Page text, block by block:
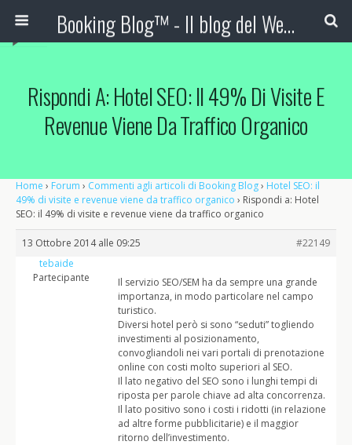
Booking Blog™ - Il blog del Web Marketing Turistico
Rispondi A: Hotel SEO: Il 49% Di Visite E
Revenue Viene Da Traffico Organico
Home › Forum › Commenti agli articoli di Booking Blog› Hotel SEO: il
49% di visite e revenue viene da traffico organico › Rispondi a: Hotel
SEO: il 49% di visite e revenue viene da traffico organico
13 Ottobre 2014 alle 09:25
#22149
tebaide
Partecipante
Il servizio SEO/SEM ha da sempre una grande
importanza, in modo particolare nel campo
turistico.
Diversi hotel però si sono “seduti” togliendo
investimenti al posizionamento,
convogliandoli nei vari portali di prenotazione
online con costi molto superiori al SEO.
Il lato negativo del SEO sono i lunghi tempi di
riposta per parole chiave ad alta concorrenza.
Il lato positivo sono i costi i ridotti (in relazione
ad altre forme pubblicitarie) e il maggior
ritorno dell’investimento.